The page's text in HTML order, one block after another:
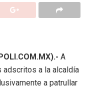
A
adscritos a la alcaldía
a patrullar